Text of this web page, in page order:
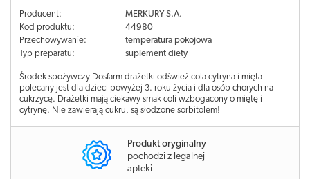
Producent:
MERKURY S.A.
Kod produktu:
44980
Przechowywanie:
temperatura pokojowa
Typ preparatu:
suplement diety
Środek spożywczy Dosfarm drażetki odśwież cola cytryna i mięta
polecany jest dla dzieci powyżej 3. roku życia i dla osób chorych na
cukrzycę. Drażetki mają ciekawy smak coli wzbogacony o miętę i
cytrynę. Nie zawierają cukru, są słodzone sorbitolem!
Produkt oryginalny
pochodzi z legalnej
apteki